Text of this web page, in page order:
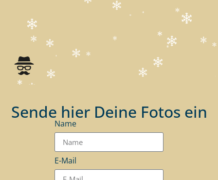
Sende hier Deine Fotos ein
Name
E-Mail